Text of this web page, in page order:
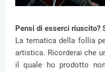
Pensi di esserci riuscito?
La tematica della follia
artistica. Ricorderai che
il quale ho prodotto